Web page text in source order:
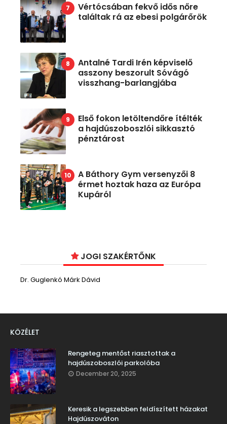
Vértócsában fekvő idős nőre
találtak rá az ebesi polgárőrök
Antalné Tardi Irén képviselő
asszony beszorult Sóvágó
visszhang-barlangjába
Első fokon letöltendőre ítélték
a hajdúszoboszlói sikkasztó
pénztárost
A Báthory Gym versenyzői 8
érmet hoztak haza az Európa
Kupáról
JOGI SZAKÉRTŐNK
Dr. Guglenkó Márk Dávid
KÖZÉLET
Rengeteg mentőst riasztottak a
hajdúszoboszlói parkolóba
December 20, 2025
Keresik a legszebben feldíszített házakat
Hajdúszováton